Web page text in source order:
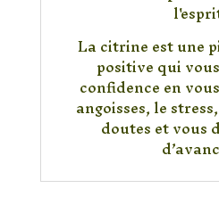
La citrine est une
positive qui
confidence en
angoisses, le
doutes et vous